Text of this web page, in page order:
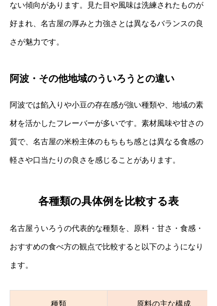
ない傾向があります。見た目や風味は洗練されたものが
好まれ、名古屋の厚みと力強さとは異なるバランスの良
さが魅力です。
阿波・その他地域のういろうとの違い
阿波では餡入りや小豆の存在感が強い種類や、地域の素
材を活かしたフレーバーが多いです。素材風味や甘さの
質で、名古屋の米粉主体のもちもち感とは異なる食感の
軽さや口当たりの良さを感じることがあります。
各種類の具体例を比較する表
名古屋ういろうの代表的な種類を、原料・甘さ・食感・
おすすめの食べ方の観点で比較すると以下のようになり
ます。
種類 原料の主な構成